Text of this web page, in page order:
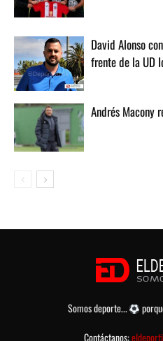
David Alonso
frente de la UD
Andrés Macony
Somos deporte...
Contáctanos: